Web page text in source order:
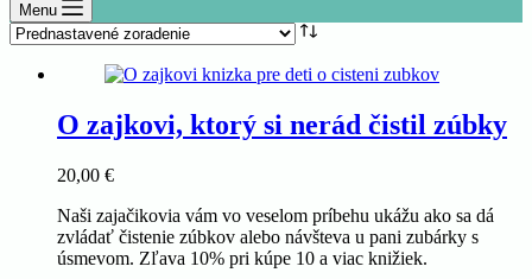
Menu
O zajkovi, ktorý si nerád čistil zúbky
20,00 €
Naši zajačikovia vám vo veselom príbehu ukážu ako sa dá
zvládať čistenie zúbkov alebo návšteva u pani zubárky s
úsmevom. Zľava 10% pri kúpe 10 a viac knižiek.